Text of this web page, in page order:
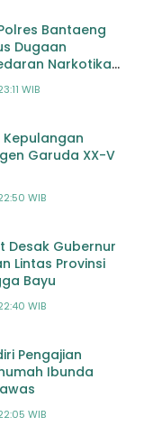
Bantaeng
Dugaan
Narkotika
WIB
Kepulangan
Garuda XX-V
WIB
Desak Gubernur
Lintas Provinsi
Bayu
WIB
Pengajian
Ibunda
WIB